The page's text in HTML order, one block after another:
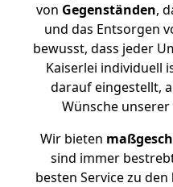
von Gegenständen,
und das Entsorgen
bewusst, dass jeder
Kaiserlei individuell
darauf eingestellt,
Wünsche
Wir bieten
sind immer
besten Service zu den